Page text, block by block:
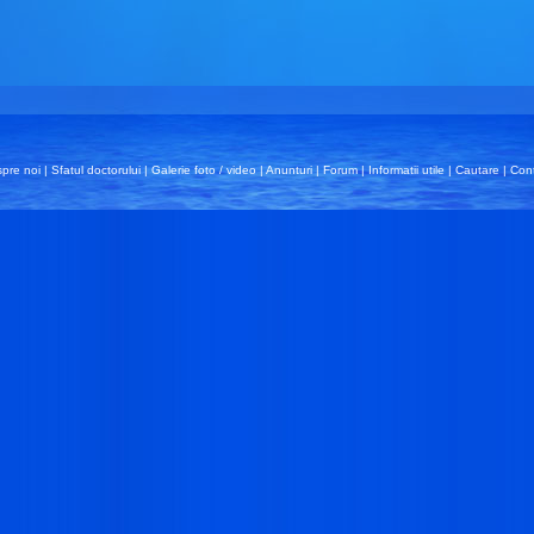
noi | Sfatul doctorului|Galerie foto / video| Anunturi | Forum|Informatii utile | Cautare |